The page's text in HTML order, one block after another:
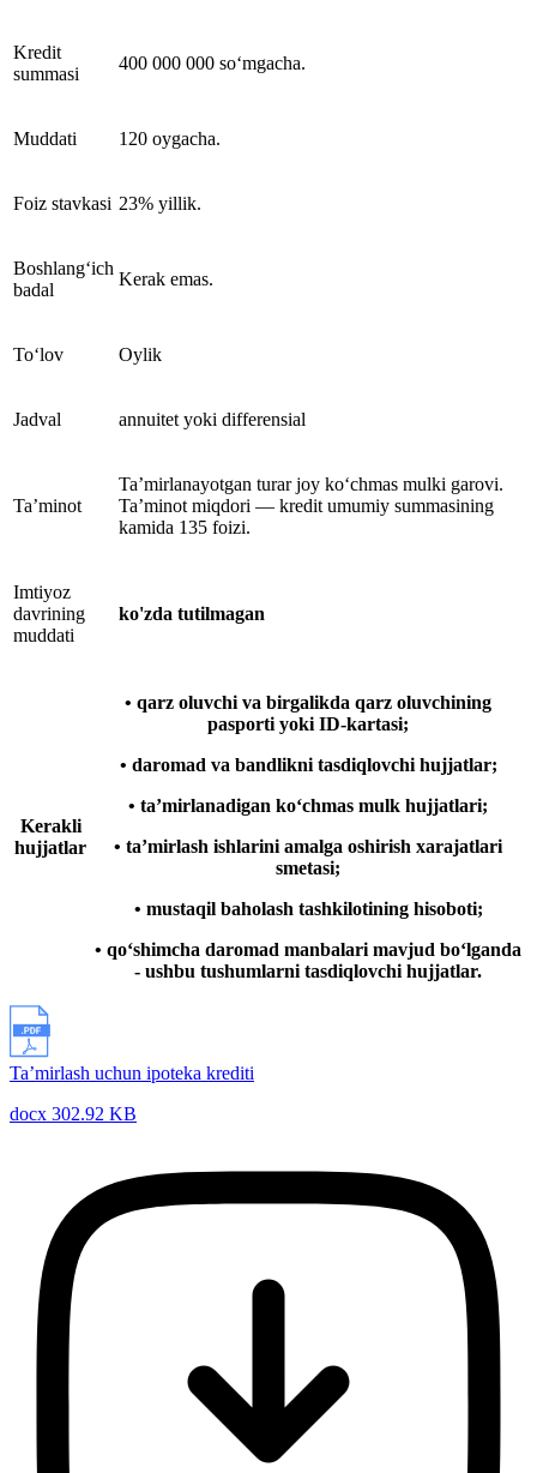
Kredit
summasi
400 000 000 so‘mgacha.
Muddati 120 oygacha.
Foiz stavkasi 23% yillik.
Boshlang‘ich
badal
Kerak emas.
To‘lov Oylik
Jadval annuitet yoki differensial
Ta’minot
Ta’mirlanayotgan turar joy ko‘chmas mulki garovi.
Ta’minot miqdori — kredit umumiy summasining
kamida 135 foizi.
Imtiyoz
davrining
muddati
ko'zda tutilmagan
Kerakli
hujjatlar
• qarz oluvchi va birgalikda qarz oluvchining
pasporti yoki ID-kartasi;
• daromad va bandlikni tasdiqlovchi hujjatlar;
• ta’mirlanadigan ko‘chmas mulk hujjatlari;
• ta’mirlash ishlarini amalga oshirish xarajatlari
smetasi;
• mustaqil baholash tashkilotining hisoboti;
• qo‘shimcha daromad manbalari mavjud bo‘lganda
- ushbu tushumlarni tasdiqlovchi hujjatlar.
Ta’mirlash uchun ipoteka krediti
docx 302.92 KB